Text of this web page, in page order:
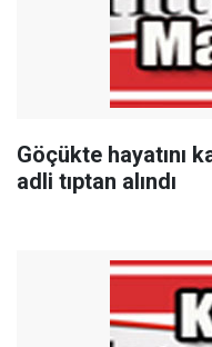
Göçükte hayatını
adli tıptan alındı